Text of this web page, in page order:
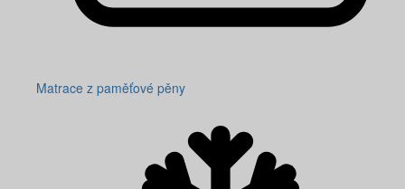
Matrace z paměťové pěny